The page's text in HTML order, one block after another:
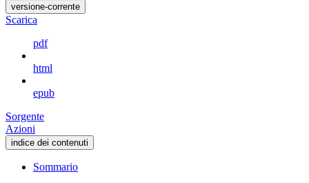
versione-corrente
Scarica
pdf
html
epub
Sorgente
Azioni
indice dei contenuti
Sommario